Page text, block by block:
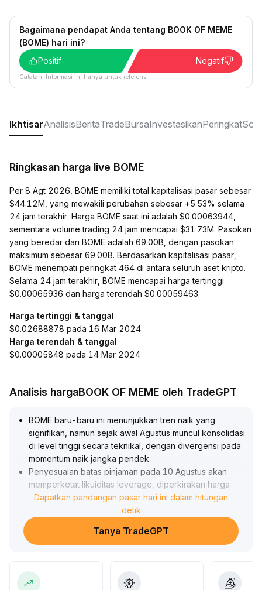
Bagaimana pendapat Anda tentang BOOK OF MEME
(BOME) hari ini?
Positif
Negatif
Catatan: Informasi ini hanya untuk referensi.
IkhtisarAnalisisBeritaTradeBursaInvestasikanPeringkat
Ringkasan harga live BOME
Per 8 Agt 2026, BOME memiliki total kapitalisasi pasar sebesar
$44.12M, yang mewakili perubahan sebesar +5.53% selama
24 jam terakhir. Harga BOME saat ini adalah $0.00063944,
sementara volume trading 24 jam mencapai $31.73M. Pasokan
yang beredar dari BOME adalah 69.00B, dengan pasokan
maksimum sebesar 69.00B. Berdasarkan kapitalisasi pasar,
BOME menempati peringkat 464 di antara seluruh aset kripto.
Selama 24 jam terakhir, BOME mencapai harga tertinggi
$0.00065936 dan harga terendah $0.00059463.
Harga tertinggi & tanggal
$0.02688878 pada 16 Mar 2024
Harga terendah & tanggal
$0.00005848 pada 14 Mar 2024
Analisis hargaBOOK OF MEME oleh TradeGPT
BOME baru-baru ini menunjukkan tren naik yang
signifikan, namun sejak awal Agustus muncul konsolidasi
di level tinggi secara teknikal, dengan divergensi pada
momentum naik jangka pendek.
Penyesuaian batas pinjaman pada 10 Agustus akan
memperketat likuiditas leverage, diperkirakan harga
akan tertekan dalam jangka pendek, dengan area
konsolidasi berfokus pada 0.
0005599-0
membangun potensi untuk tren berikutnya
Disarankan untuk wait and see dalam jangka pendek,
Dapatkan pandangan pasar hari ini dalam hitungan
detik
Tanya TradeGPT